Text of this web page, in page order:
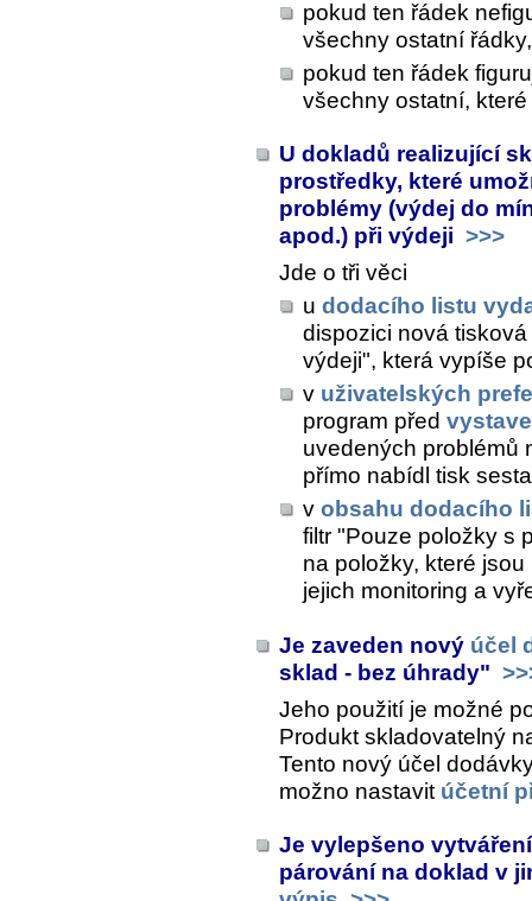
pokud ten řádek
všechny ostatní
pokud ten řádek
všechny ostatní,
U dokladů realizující
prostředky, které
problémy (výdej do
apod.) při výdeji >>>
Jde o tři věci
u dodacího listu
dispozici nová
výdeji", která vypíše
v uživatelských
program před
uvedených problémů
přímo nabídl tisk
v obsahu dodacího
filtr "Pouze položky s
na položky, které
jejich monitoring a
Je zaveden nový účel
sklad - bez úhrady"
Jeho použití je možné
Produkt skladovatelný
Tento nový účel
možno nastavit účetní
Je vylepšeno
párování na doklad v